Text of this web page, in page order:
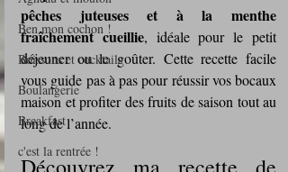
Ben mon cochon !
Boissons et cocktails
Boulangerie
Breakfast
c'est la rentrée !
pêches juteuses et à la menthe
fraîchement cueillie, idéale pour le petit
déjeuner ou le goûter. Cette recette facile
vous guide pas à pas pour réussir vos bocaux
maison et profiter des fruits de saison tout au
long de l’année.